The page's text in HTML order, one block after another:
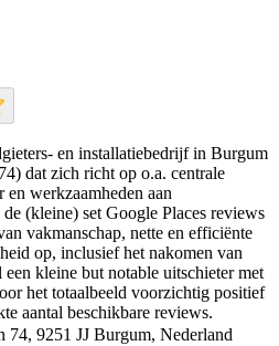
en installatiebedrijf in Burgum
dat zich richt op o.a. centrale
werkzaamheden aan
(kleine) set Google Places reviews
vakmanschap, nette en efficiënte
op, inclusief het nakomen van
kleine but notable uitschieter met
het totaalbeeld voorzichtig positief
aantal beschikbare reviews.
9251 JJ Burgum, Nederland